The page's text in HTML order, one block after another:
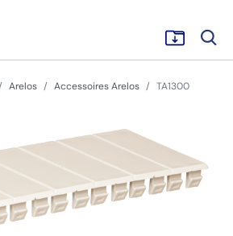
Arelos Accessoires Arelos TA1300